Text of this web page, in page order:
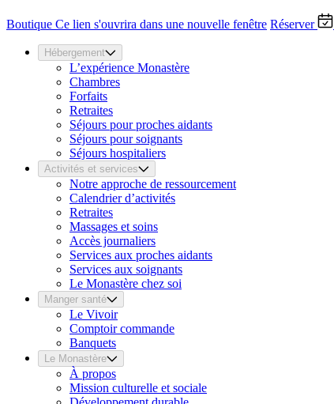
Boutique Ce lien s'ouvrira dans une nouvelle fenêtre Réserver
Hébergement
L’expérience Monastère
Chambres
Forfaits
Retraites
Séjours pour proches aidants
Séjours pour soignants
Séjours hospitaliers
Activités et services
Notre approche de ressourcement
Calendrier d’activités
Retraites
Massages et soins
Accès journaliers
Services aux proches aidants
Services aux soignants
Le Monastère chez soi
Manger santé
Le Vivoir
Comptoir commande
Banquets
Le Monastère
À propos
Mission culturelle et sociale